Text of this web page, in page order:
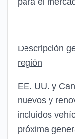
Descripción
región
EE. UU. y
nuevos y
incluidos
próxima